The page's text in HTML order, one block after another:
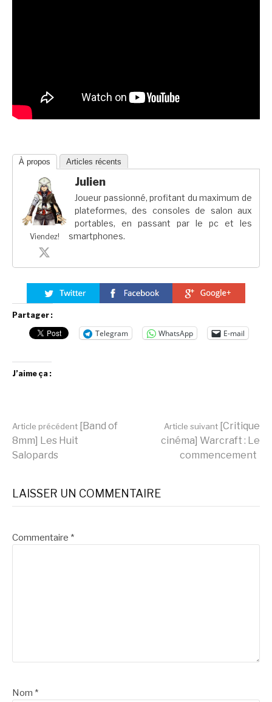
À propos Articles récents
Viendez!
Julien
Joueur passionné, profitant du maximum de
plateformes, des consoles de salon aux
portables, en passant par le pc et les
smartphones.
Partager :
Telegram WhatsApp E-mail
J’aime ça :
Lire
suite
Article précédent [Band of
8mm] Les Huit
Salopards
Article suivant [Critique
cinéma] Warcraft : Le
commencement
LAISSER UN COMMENTAIRE
Commentaire *
Nom *